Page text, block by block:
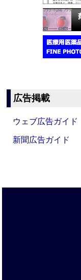
広告掲載
ウェブ広告ガイド
新聞広告ガイド